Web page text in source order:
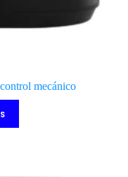
mecánico